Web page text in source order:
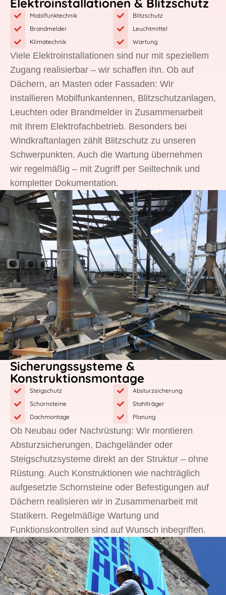
Mobilfunktechnik
Blitzschutz
Brandmelder
Leuchtmittel
Klimatechnik
Wartung
Viele Elektroinstallationen sind nur mit speziellem
Zugang realisierbar – wir schaffen ihn. Ob auf
Dächern, an Masten oder Fassaden: Wir
installieren Mobilfunkantennen, Blitzschutzanlagen,
Leuchten oder Brandmelder in Zusammenarbeit
mit Ihrem Elektrofachbetrieb. Besonders bei
Windkraftanlagen zählt Blitzschutz zu unseren
Schwerpunkten. Auch die Wartung übernehmen
wir regelmäßig – mit Zugriff per Seiltechnik und
kompletter Dokumentation.
Sicherungssysteme &
Konstruktionsmontage
Steigschutz
Absturzsicherung
Schornsteine
Stahlträger
Dachmontage
Planung
Ob Neubau oder Nachrüstung: Wir montieren
Absturzsicherungen, Dachgeländer oder
Steigschutzsysteme direkt an der Struktur – ohne
Rüstung. Auch Konstruktionen wie nachträglich
aufgesetzte Schornsteine oder Befestigungen auf
Dächern realisieren wir in Zusammenarbeit mit
Statikern. Regelmäßige Wartung und
Funktionskontrollen sind auf Wunsch inbegriffen.